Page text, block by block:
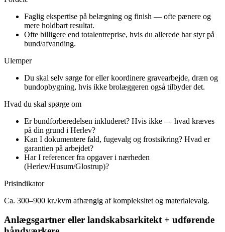
Faglig ekspertise på belægning og finish — ofte pænere og
mere holdbart resultat.
Ofte billigere end totalentreprise, hvis du allerede har styr på
bund/afvanding.
Ulemper
Du skal selv sørge for eller koordinere gravearbejde, dræn og
bundopbygning, hvis ikke brolæggeren også tilbyder det.
Hvad du skal spørge om
Er bundforberedelsen inkluderet? Hvis ikke — hvad kræves
på din grund i Herlev?
Kan I dokumentere fald, fugevalg og frostsikring? Hvad er
garantien på arbejdet?
Har I referencer fra opgaver i nærheden
(Herlev/Husum/Glostrup)?
Prisindikator
Ca. 300–900 kr./kvm afhængig af kompleksitet og materialevalg.
Anlægsgartner eller landskabsarkitekt + udførende